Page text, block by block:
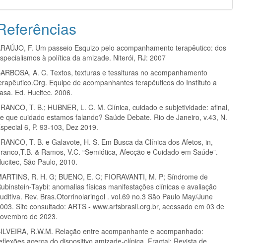
F. Um passeio Esquizo pelo acompanhamento terapêutico: dos
à política da amizade. Niterói, RJ: 2007
A. C. Textos, texturas e tessituras no acompanhamento
Equipe de acompanhantes terapêuticos do Instituto a
Ed. Hucitec. 2006.
T. B.; HUBNER, L. C. M. Clínica, cuidado e subjetividade: afinal,
que cuidado estamos falando? Saúde Debate. Rio de Janeiro, v.43, N.
6, P. 93-103, Dez 2019.
T. B. e Galavote, H. S. Em Busca da Clínica dos Afetos, in,
& Ramos, V.C. “Semiótica, Afecção e Cuidado em Saúde”.
São Paulo, 2010.
R. H. G; BUENO, E. C; FIORAVANTI, M. P; Síndrome de
Taybi: anomalias físicas manifestações clínicas e avaliação
Rev. Bras.Otorrinolaringol . vol.69 no.3 São Paulo May/June
Site consultado: ARTS - www.artsbrasil.org.br, acessado em 03 de
de 2023.
R.W.M. Relação entre acompanhante e acompanhado:
acerca do dispositivo amizade-clínica. Fractal: Revista de